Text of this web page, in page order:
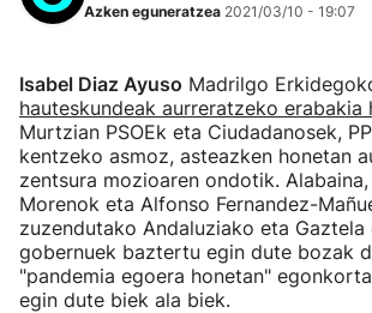
Azken eguneratzea 2021/03/10 - 19:07
Isabel Diaz Ayuso Madrilgo
hauteskundeak aurreratzeko erabakia
Murtzian PSOEk eta Ciudadanosek,
kentzeko asmoz, asteazken honetan
zentsura mozioaren ondotik. Alabaina,
Morenok eta Alfonso Fernandez-
zuzendutako Andaluziako eta Gaztela
gobernuek baztertu egin dute bozak
"pandemia egoera honetan"
egin dute biek ala biek.